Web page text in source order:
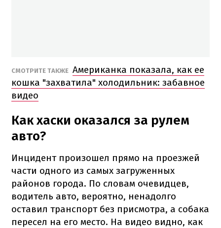
СМОТРИТЕ ТАКЖЕ Американка показала, как ее
кошка "захватила" холодильник: забавное
видео
Как хаски оказался за рулем
авто?
Инцидент произошел прямо на проезжей
части одного из самых загруженных
районов города. По словам очевидцев,
водитель авто, вероятно, ненадолго
оставил транспорт без присмотра, а собака
пересел на его место. На видео видно, как